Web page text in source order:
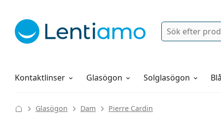
Sök
Kontaktlinser
Linsvätskor Glasögon Solglasögon
Allt om att handla hos oss
Glasögon Dam Pierre Cardin